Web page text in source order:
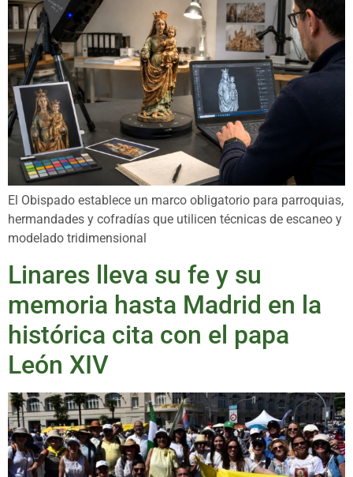
El Obispado establece un marco obligatorio para parroquias,
hermandades y cofradías que utilicen técnicas de escaneo y
modelado tridimensional
Linares lleva su fe y su
memoria hasta Madrid en la
histórica cita con el papa
León XIV